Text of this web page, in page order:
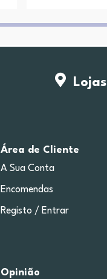
Lojas
Área de Cliente
A Sua Conta
Encomendas
Registo / Entrar
Opinião